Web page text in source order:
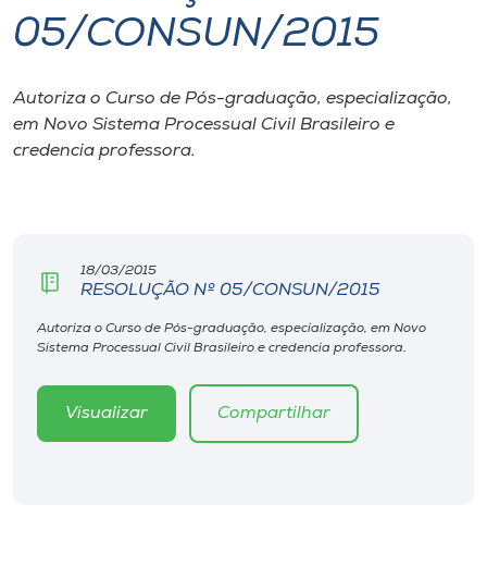
I.nova
Diplomados
Rádio
05/CONSUN/2015
Autoriza o Curso de Pós-graduação, especialização,
em Novo Sistema Processual Civil Brasileiro e
credencia professora.
18/03/2015
RESOLUÇÃO Nº 05/CONSUN/2015
Autoriza o Curso de Pós-graduação, especialização, em Novo
Sistema Processual Civil Brasileiro e credencia professora.
Visualizar Compartilhar